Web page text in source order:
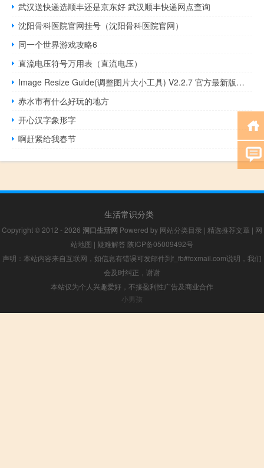
武汉送快递选顺丰还是京东好 武汉顺丰快递网点查询
沈阳骨科医院官网挂号（沈阳骨科医院官网）
同一个世界游戏攻略6
直流电压符号万用表（直流电压）
Image Resize Guide(调整图片大小工具) V2.2.7 官方最新版（Image Resize Guide(调整图片大小工具) V2.2.7 官方最新版功能简介）
赤水市有什么好玩的地方
开心汉字象形字
啊赶紧给我春节
生活常识分类
Copyright © 2012 - 2026 洞口生活网 Powered by 网站分类目录 | 精选推荐文章 | 网
站地图 | 疑难解答 陕ICP备05009492号
声明：本站内容来自互联网，如信息有错误可发邮件到f_fb#foxmail.com说明，我们
会及时纠正，谢谢
本站仅为个人兴趣爱好，不接盈利性广告及商业合作
小男孩